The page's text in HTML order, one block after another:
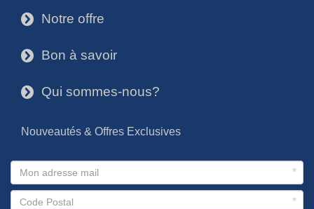
3 Notre offre
3 Bon à savoir
3 Qui sommes-nous?
Nouveautés & Offres Exclusives
*
*